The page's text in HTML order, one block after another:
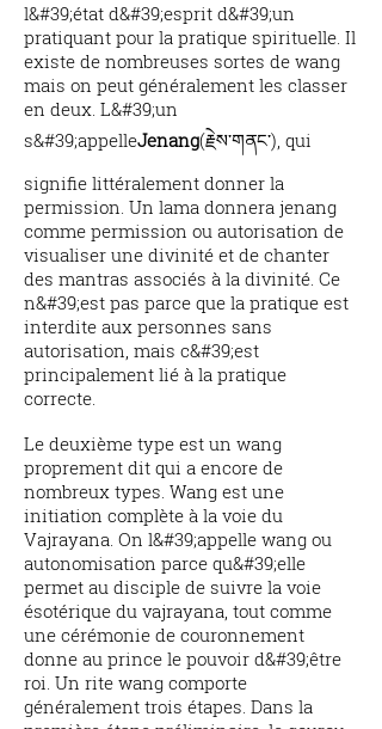
l&#39;état d&#39;esprit d&#39;un
pratiquant pour la pratique spirituelle. Il
existe de nombreuses sortes de wang
mais on peut généralement les classer
en deux. L&#39;un
s&#39;appelleJenang(རྗེས་གནང་), qui
signifie littéralement donner la
permission. Un lama donnera jenang
comme permission ou autorisation de
visualiser une divinité et de chanter
des mantras associés à la divinité. Ce
n&#39;est pas parce que la pratique est
interdite aux personnes sans
autorisation, mais c&#39;est
principalement lié à la pratique
correcte.
Le deuxième type est un wang
proprement dit qui a encore de
nombreux types. Wang est une
initiation complète à la voie du
Vajrayana. On l&#39;appelle wang ou
autonomisation parce qu&#39;elle
permet au disciple de suivre la voie
ésotérique du vajrayana, tout comme
une cérémonie de couronnement
donne au prince le pouvoir d&#39;être
roi. Un rite wang comporte
généralement trois étapes. Dans la